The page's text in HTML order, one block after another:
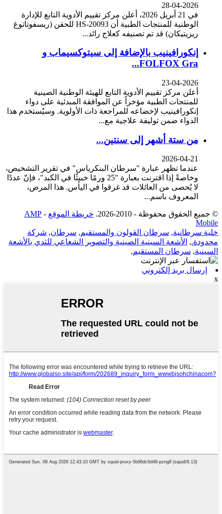
28-04-2026
في 21 أبريل 2026، أعلن مركز تقييم الأدوية التابع للإدارة
الوطنية للمنتجات الطبية أن HS-20093 للحقن (ريسفوتاتوغ
ريزيتيكان) قد تم تصنيفه كعلاج رائد...
إنكورافينيب بالإضافة إلى سيتوكسيماب و
FOLFOX Gra...
23-04-2026
أعلن مركز تقييم الأدوية التابع للهيئة الوطنية الصينية
للمنتجات الطبية مؤخراً عن الموافقة المبدئية على دواء
إنكورافينيب لإخضاعه للمراجعة ذات الأولوية. وسيُستخدم هذا
الدواء ضمن توليفة علاجية مع...
من ستة أشهر إلى سنتين...
2026-04-21
عندما تظهر عبارة "سرطان البنكرياس" في تقرير التشخيص،
وخاصةً إذا اقترنت بعبارة "25 ورمًا خبيثًا في الكبد"، فإنّ عددًا
لا يُحصى من العائلات قد غرقوا في اليأس. هذا المرض،
المعروف باسم...
© جميع الحقوق محفوظة - 2010-2026. خريطة الموقع -
AMP
Mobile
خلية سرطانية, سرطان القولون والمستقيم, سرطان, شركة
محدودة., الأشعة السينية الصينية والتصوير الشعاعي للثدي بالأشعة
السينية, سرطان المستقيم,
إرسال بريد إلكتروني
x